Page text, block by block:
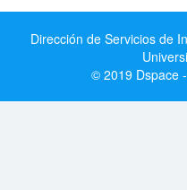
Dirección de Servicios de
© 2019 Dspace